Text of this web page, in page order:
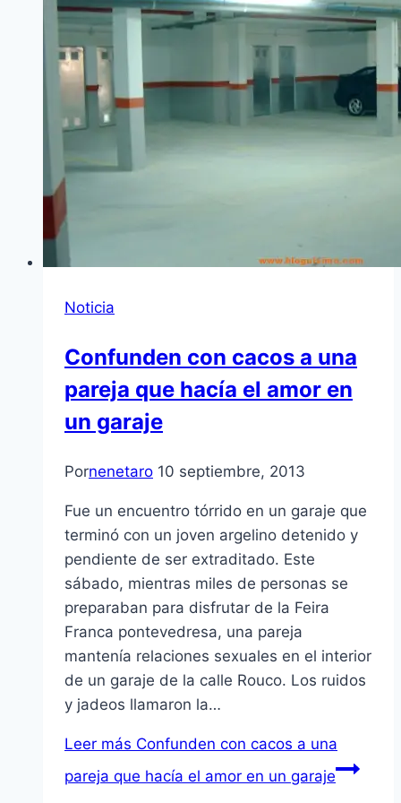
Noticia
Confunden con cacos a una
pareja que hacía el amor en
un garaje
Pornenetaro 10 septiembre, 2013
Fue un encuentro tórrido en un garaje que
terminó con un joven argelino detenido y
pendiente de ser extraditado. Este
sábado, mientras miles de personas se
preparaban para disfrutar de la Feira
Franca pontevedresa, una pareja
mantenía relaciones sexuales en el interior
de un garaje de la calle Rouco. Los ruidos
y jadeos llamaron la…
Leer más Confunden con cacos a una
pareja que hacía el amor en un garaje